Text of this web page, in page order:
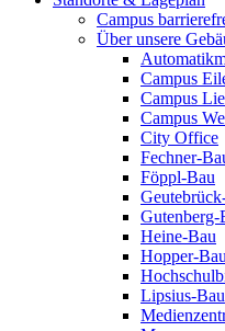
Campus
Über unsere
Campus
Campus
Campus
City Office
Fechner-
Föppl-Bau
Gutenberg-
Heine-Bau
Hopper-Bau
Lipsius-Bau